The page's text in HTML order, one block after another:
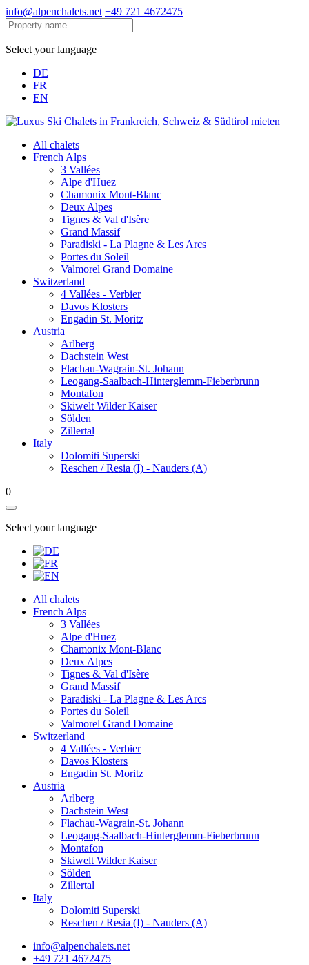
info@alpenchalets.net +49 721 4672475
Select your language
DE
FR
EN
All chalets
French Alps
3 Vallées
Alpe d'Huez
Chamonix Mont-Blanc
Deux Alpes
Tignes & Val d'Isère
Grand Massif
Paradiski - La Plagne & Les Arcs
Portes du Soleil
Valmorel Grand Domaine
Switzerland
4 Vallées - Verbier
Davos Klosters
Engadin St. Moritz
Austria
Arlberg
Dachstein West
Flachau-Wagrain-St. Johann
Leogang-Saalbach-Hinterglemm-Fieberbrunn
Montafon
Skiwelt Wilder Kaiser
Sölden
Zillertal
Italy
Dolomiti Superski
Reschen / Resia (I) - Nauders (A)
0
Select your language
All chalets
French Alps
3 Vallées
Alpe d'Huez
Chamonix Mont-Blanc
Deux Alpes
Tignes & Val d'Isère
Grand Massif
Paradiski - La Plagne & Les Arcs
Portes du Soleil
Valmorel Grand Domaine
Switzerland
4 Vallées - Verbier
Davos Klosters
Engadin St. Moritz
Austria
Arlberg
Dachstein West
Flachau-Wagrain-St. Johann
Leogang-Saalbach-Hinterglemm-Fieberbrunn
Montafon
Skiwelt Wilder Kaiser
Sölden
Zillertal
Italy
Dolomiti Superski
Reschen / Resia (I) - Nauders (A)
info@alpenchalets.net
+49 721 4672475